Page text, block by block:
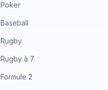
Poker
Baseball
Rugby
Rugby à 7
Formule 2